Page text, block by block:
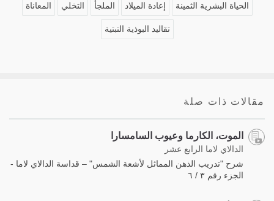
الحياة البشرية الثمينة إعادة الميلاد الملجأ التخلي المعاناة
تقاليد البوذية التبتية
مقالات ذات صلة
الموت، الكارما وعيوب السامسارا
الدالاي لاما الرابع عشر
شرح "تدريب الذهن المماثل لأشعة الشمس" – قداسة الدالاي لاما -
الجزء رقم ٣ / ٦